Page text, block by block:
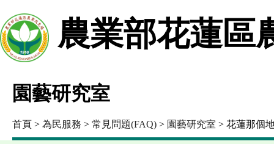
農業部花蓮區
園藝研究室
首頁 > 為民服務 > 常見問題(FAQ) > 園藝研究室 > 花蓮那個